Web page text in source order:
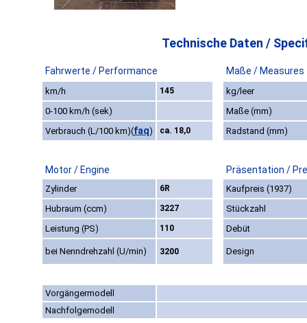
Technische Daten /
Fahrwerte / Performance Maße / Measures
km/h 145
kg/leer
0-100 km/h (sek)
Maße (mm)
Verbrauch (L/100 km)(faq) ca. 18,0 Radstand (mm)
Motor / Engine Präsentation /
Zylinder 6R
Kaufpreis (1937)
Hubraum (ccm)
3227
Stückzahl
Leistung (PS)
110 Debüt
bei Nenndrehzahl (U/min) 3200 Design
Vorgängermodell
Nachfolgemodell